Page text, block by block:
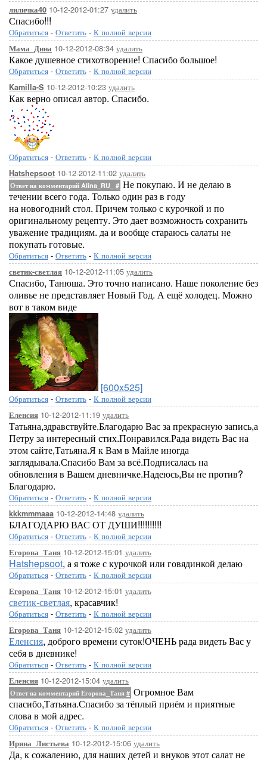
лиличка40 10-12-2012-01:27 удалить
Спасибо!!!
Обратиться - Ответить - К полной версии
Мама_Дина 10-12-2012-08:34 удалить
Какое душевное стихотворение! Спасибо большое!
Обратиться - Ответить - К полной версии
Kamilla-S 10-12-2012-10:23 удалить
Как верно описал автор. Спасибо.
Обратиться - Ответить - К полной версии
Hatshepsoot 10-12-2012-11:02 удалить
Ответ на комментарий Alina_RU_ # Не покупаю. И не делаю в
течении всего года. Только один раз в году
на новогодний стол. Причем только с курочкой и по
оригинальному рецепту. Это дает возможность сохранить
уважение традициям. да и вообще стараюсь салаты не
покупать готовые.
Обратиться - Ответить - К полной версии
светик-светлая 10-12-2012-11:05 удалить
Спасибо, Танюша. Это точно написано. Наше поколение без
оливье не представляет Новый Год. А ещё холодец. Можно
вот в таком виде
[600x525]
Обратиться - Ответить - К полной версии
Еленсия 10-12-2012-11:19 удалить
Татьяна,здравствуйте.Благодарю Вас за прекрасную запись,а
Петру за интересный стих.Понравился.Рада видеть Вас на
этом сайте,Татьяна.Я к Вам в Майле иногда
заглядывала.Спасибо Вам за всё.Подписалась на
обновления в Вашем дневничке.Надеюсь,Вы не против?
Благодарю.
Обратиться - Ответить - К полной версии
kkkmmmaaa 10-12-2012-14:48 удалить
БЛАГОДАРЮ ВАС ОТ ДУШИ!!!!!!!!!!
Обратиться - Ответить - К полной версии
Егорова_Таня 10-12-2012-15:01 удалить
Hatshepsoot, а я тоже с курочкой или говядинкой делаю
Обратиться - Ответить - К полной версии
Егорова_Таня 10-12-2012-15:01 удалить
светик-светлая, красавчик!
Обратиться - Ответить - К полной версии
Егорова_Таня 10-12-2012-15:02 удалить
Еленсия, доброго времени суток!ОЧЕНЬ рада видеть Вас у
себя в дневнике!
Обратиться - Ответить - К полной версии
Еленсия 10-12-2012-15:04 удалить
Ответ на комментарий Егорова_Таня # Огромное Вам
спасибо,Татьяна.Спасибо за тёплый приём и приятные
слова в мой адрес.
Обратиться - Ответить - К полной версии
Ирина_Листьева 10-12-2012-15:06 удалить
Да, к сожалению, для наших детей и внуков этот салат не